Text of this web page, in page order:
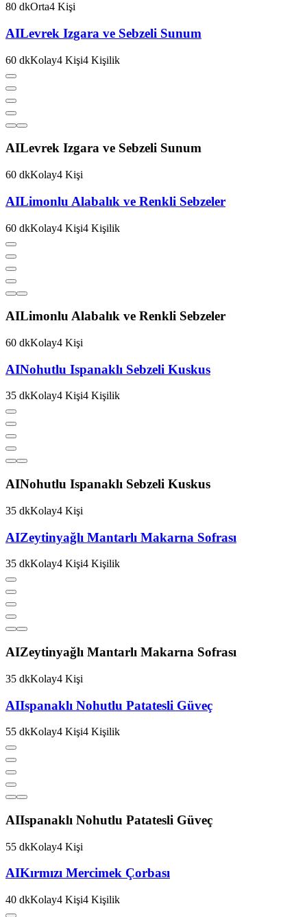
80 dkOrta4 Kişi
AILevrek Izgara ve Sebzeli Sunum
60 dkKolay4 Kişi4 Kişilik
AILevrek Izgara ve Sebzeli Sunum
60 dkKolay4 Kişi
AILimonlu Alabalık ve Renkli Sebzeler
60 dkKolay4 Kişi4 Kişilik
AILimonlu Alabalık ve Renkli Sebzeler
60 dkKolay4 Kişi
AINohutlu Ispanaklı Sebzeli Kuskus
35 dkKolay4 Kişi4 Kişilik
AINohutlu Ispanaklı Sebzeli Kuskus
35 dkKolay4 Kişi
AIZeytinyağlı Mantarlı Makarna Sofrası
35 dkKolay4 Kişi4 Kişilik
AIZeytinyağlı Mantarlı Makarna Sofrası
35 dkKolay4 Kişi
AIIspanaklı Nohutlu Patatesli Güveç
55 dkKolay4 Kişi4 Kişilik
AIIspanaklı Nohutlu Patatesli Güveç
55 dkKolay4 Kişi
AIKırmızı Mercimek Çorbası
40 dkKolay4 Kişi4 Kişilik